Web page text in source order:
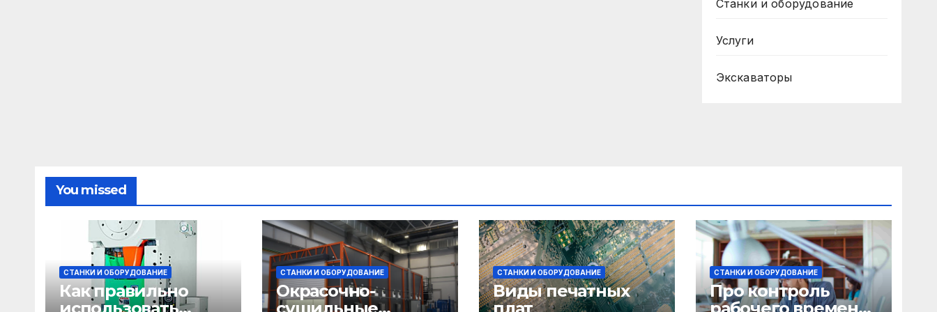
Станки и оборудование
Услуги
Экскаваторы
You missed
СТАНКИ И ОБОРУДОВАНИЕ
Как правильно
СТАНКИ И ОБОРУДОВАНИЕ
Окрасочно-
СТАНКИ И ОБОРУДОВАНИЕ
Виды печатных
СТАНКИ И ОБОРУДОВАНИЕ
Про контроль